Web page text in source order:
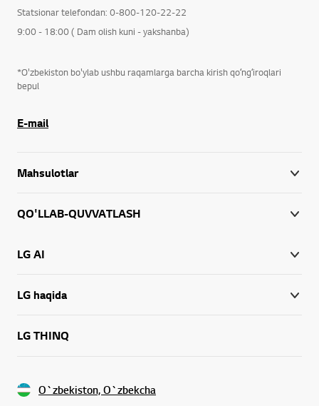
Statsionar telefondan: 0-800-120-22-22
9:00 - 18:00 ( Dam olish kuni - yakshanba)
*O'zbekiston bo'ylab ushbu raqamlarga barcha kirish qoʻngʻiroqlari
bepul
E-mail
Mahsulotlar
QO'LLAB-QUVVATLASH
LG AI
LG haqida
LG THINQ
O`zbekiston, O`zbekcha